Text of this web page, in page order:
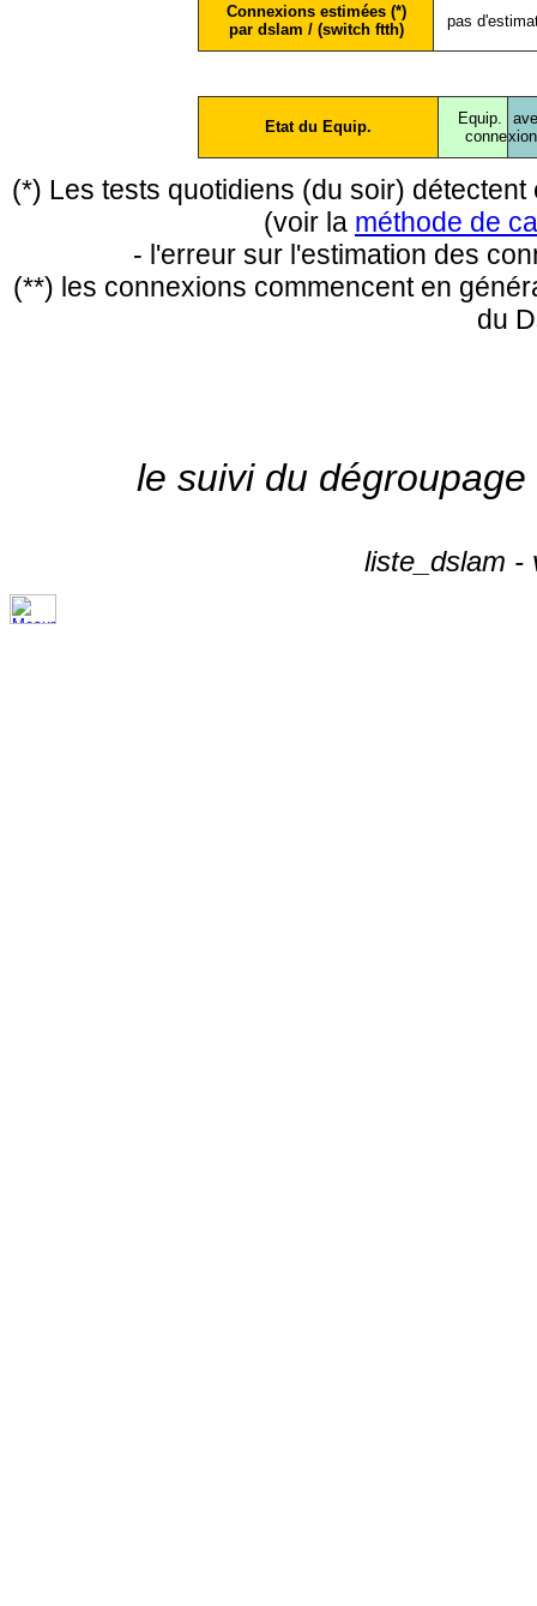
Connexions estimées (*)
par dslam / (switch ftth)
pas
Etat du Equip.
Equip.
conne
(*) Les tests quotidiens (du soir)
(voir la méthode de
- l'erreur sur l'estimation des
(**) les connexions commencent en
du
le suivi du
liste_dslam -